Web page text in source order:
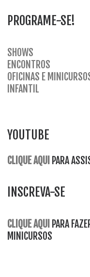
PROGRAME-SE!
SHOWS
ENCONTROS
OFICINAS E
INFANTI L
YOUTUBE
CLIQUE AQUI PARA
INSCREVA-SE
CLIQUE AQUI PARA
MINICURSOS